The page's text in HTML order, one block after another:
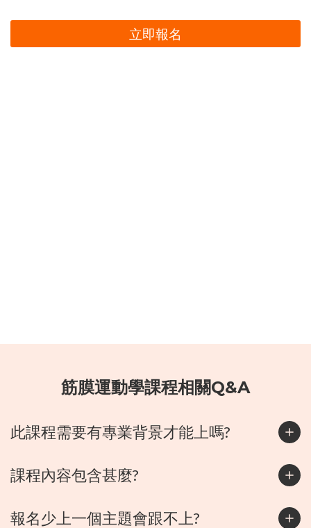
立即報名
筋膜運動學課程相關Q&A
此課程需要有專業背景才能上嗎?
課程內容包含甚麼?
報名少上一個主題會跟不上?